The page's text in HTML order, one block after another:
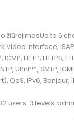
žiūrėjimasUp to 6
Video Interface,
ICMP, HTTP, HTTPS,
NTP, UPnP™, SMTP,
QoS, IPv6, Bonjour,
users. 3 levels: